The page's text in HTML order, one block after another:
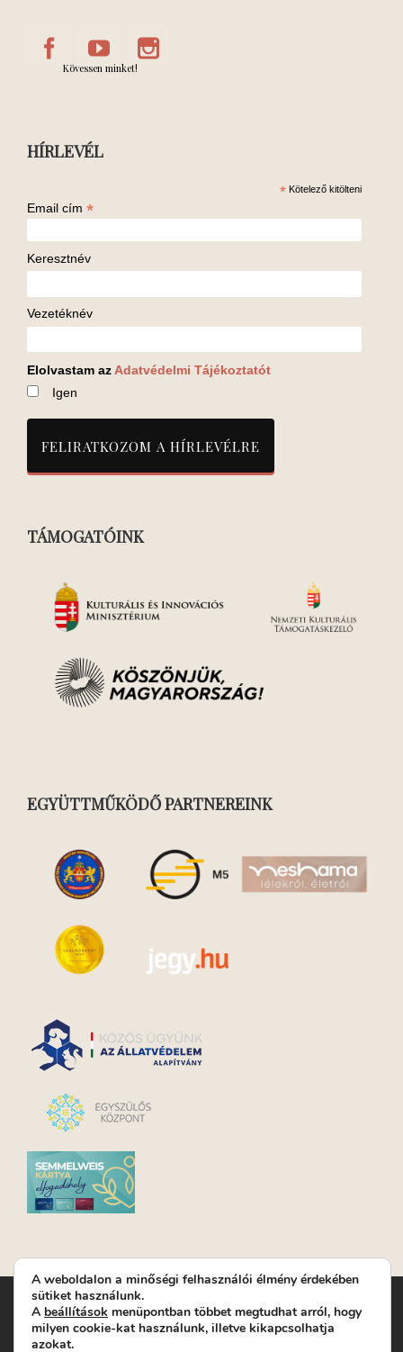
Kövessen minket!
HÍRLEVÉL
* Kötelező kitölteni
Email cím *
Keresztnév
Vezetéknév
Elolvastam az Adatvédelmi Tájékoztatót
Igen
TÁMOGATÓINK
EGYÜTTMŰKÖDŐ PARTNEREINK
Turay Ida Színház Közhasznú Nonprofit Kft. | Működési
helyszín: Turay Ida Színház 1089 Budapest, Kálvária tér 6. |
Levelezési cím: 1089 Budapest, Kálvária tér 14. | Titkárság:
A weboldalon a minőségi felhasználói élmény érdekében
sütiket használunk.
A beállítások menüpontban többet megtudhat arról, hogy
milyen cookie-kat használunk, illetve kikapcsolhatja
azokat.